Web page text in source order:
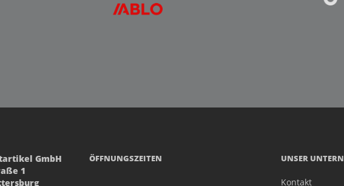
GmbH
1
ÖFFNUNGSZEITEN UNSER
Kontakt